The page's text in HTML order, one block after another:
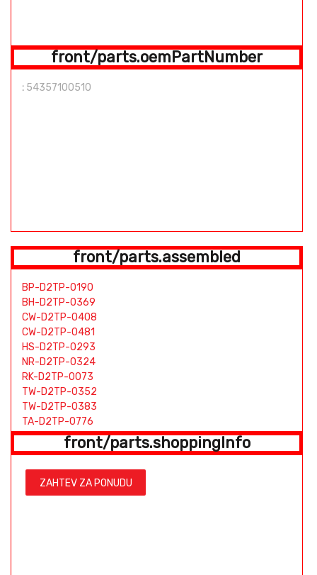
front/parts.oemPartNumber
: 54357100510
front/parts.assembled
BP-D2TP-0190
BH-D2TP-0369
CW-D2TP-0408
CW-D2TP-0481
HS-D2TP-0293
NR-D2TP-0324
RK-D2TP-0073
TW-D2TP-0352
TW-D2TP-0383
TA-D2TP-0776
BP-D2TP-0190
BH-D2TP-0369
CW-D2TP-0481
HS-D2TP-0293
front/parts.shoppingInfo
ZAHTEV ZA PONUDU